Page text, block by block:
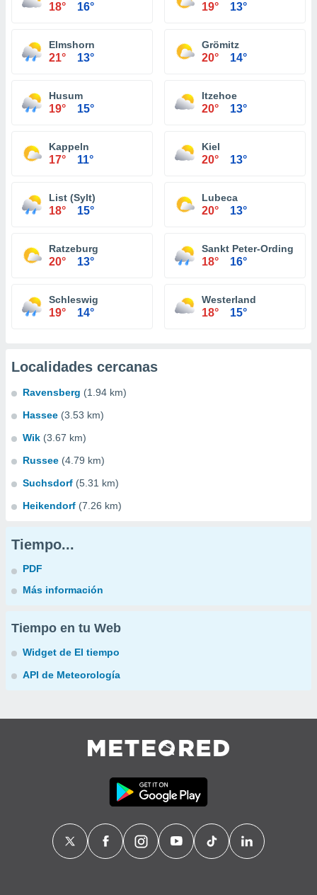
18° 16° 19° 13°
Elmshorn
21° 13°
Grömitz
20° 14°
Husum
19° 15°
Itzehoe
20° 13°
Kappeln
17° 11°
Kiel
20° 13°
List (Sylt)
18° 15°
Lubeca
20° 13°
Ratzeburg
20° 13°
Sankt Peter-Ording
18° 16°
Schleswig
19° 14°
Westerland
18° 15°
Localidades cercanas
Ravensberg (1.94 km)
Hassee (3.53 km)
Wik (3.67 km)
Russee (4.79 km)
Suchsdorf (5.31 km)
Heikendorf (7.26 km)
Tiempo...
PDF
Más información
Tiempo en tu Web
Widget de El tiempo
API de Meteorología